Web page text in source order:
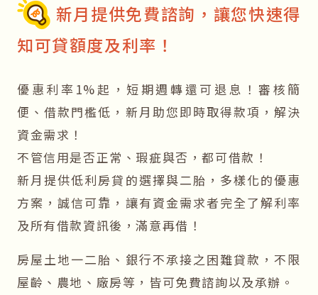
新月提供免費諮詢，讓您快速得
知可貸額度及利率！
優惠利率1%起，短期週轉還可退息！審核簡
便、借款門檻低，新月助您即時取得款項，解決
資金需求！
不管信用是否正常、瑕疵與否，都可借款！
新月提供低利房貸的選擇與二胎，多樣化的優惠
方案，誠信可靠，讓有資金需求者完全了解利率
及所有借款資訊後，滿意再借！
房屋土地一二胎、銀行不承接之困難貸款，不限
屋齡、農地、廠房等，皆可免費諮詢以及承辦。